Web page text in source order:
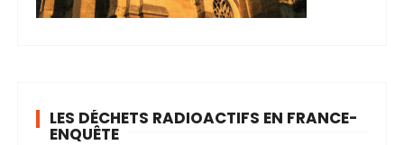
LES DÉCHETS RADIOACTIFS EN FRANCE-
ENQUÊTE